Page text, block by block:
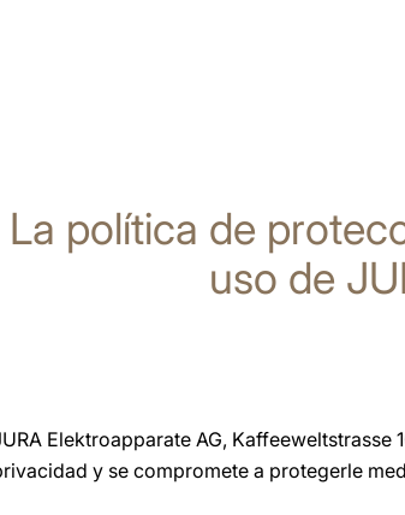
La política de
uso de
Elektroapparate AG, Kaffeeweltstrasse
y se compromete a protegerle